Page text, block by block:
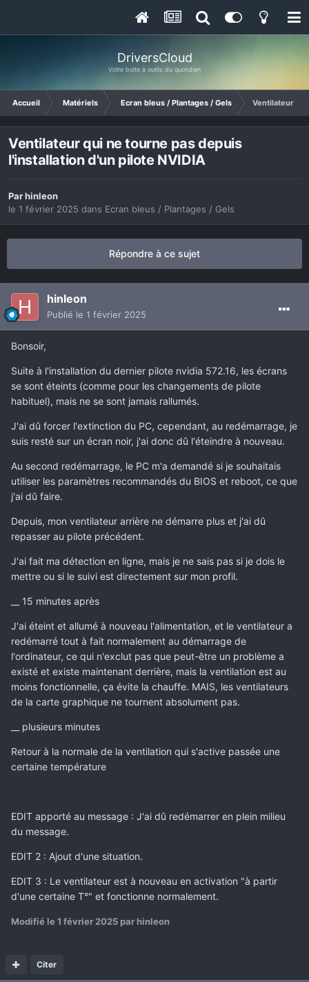
DriversCloud
Votre boite à outils du quotidien
Accueil Matériels Ecran bleus / Plantages / Gels Ventilateur
Ventilateur qui ne tourne pas depuis
l'installation d'un pilote NVIDIA
Parhinleon
le 1 février 2025 dans Ecran bleus / Plantages / Gels
Répondre à ce sujet
hinleon
Publié le 1 février 2025
Bonsoir,
Suite à l'installation du dernier pilote nvidia 572.16, les écrans
se sont éteints (comme pour les changements de pilote
habituel), mais ne se sont jamais rallumés.
J'ai dû forcer l'extinction du PC, cependant, au redémarrage, je
suis resté sur un écran noir, j'ai donc dû l'éteindre à nouveau.
Au second redémarrage, le PC m'a demandé si je souhaitais
utiliser les paramètres recommandés du BIOS et reboot, ce que
j'ai dû faire.
Depuis, mon ventilateur arrière ne démarre plus et j'ai dû
repasser au pilote précédent.
J'ai fait ma détection en ligne, mais je ne sais pas si je dois le
mettre ou si le suivi est directement sur mon profil.
__ 15 minutes après
J'ai éteint et allumé à nouveau l'alimentation, et le ventilateur a
redémarré tout à fait normalement au démarrage de
l'ordinateur, ce qui n'exclut pas que peut-être un problème a
existé et existe maintenant derrière, mais la ventilation est au
moins fonctionnelle, ça évite la chauffe. MAIS, les ventilateurs
de la carte graphique ne tournent absolument pas.
__ plusieurs minutes
Retour à la normale de la ventilation qui s'active passée une
certaine température
EDIT apporté au message : J'ai dû redémarrer en plein milieu
du message.
EDIT 2 : Ajout d'une situation.
EDIT 3 : Le ventilateur est à nouveau en activation "à partir
d'une certaine T°" et fonctionne normalement.
Modifiéle 1 février 2025par hinleon
Citer